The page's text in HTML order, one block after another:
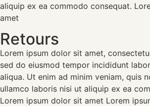
aliquip ex ea commodo consequat.
amet
Retours
Lorem ipsum dolor sit amet,
sed do eiusmod tempor incididunt
aliqua. Ut enim ad minim veniam, quis
ullamco laboris nisi ut aliquip ex ea
Lorem ipsum dolor sit amet Lorem